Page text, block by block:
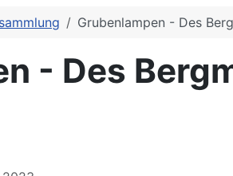
Grubenlampen - Des
- Des